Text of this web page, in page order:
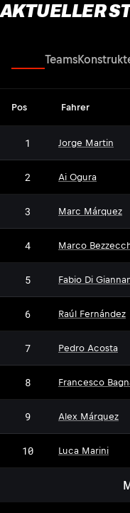
AKTUELLER
Teams
Pos Fahrer
1 Jorge Martin
2 Ai Ogura
3 Marc Márquez
4 Marco
5 Fabio Di
6 Raúl Fernández
7 Pedro Acosta
8 Francesco
9 Alex Márquez
10 Luca Marini